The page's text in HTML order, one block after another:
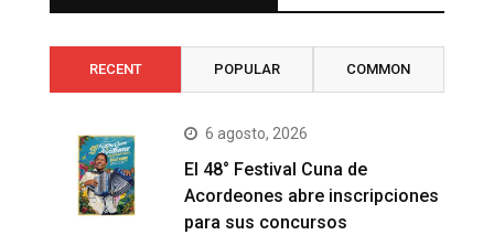
RECENT POPULAR COMMON
6 agosto, 2026
El 48° Festival Cuna de
Acordeones abre inscripciones
para sus concursos